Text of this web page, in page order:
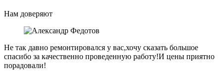
Нам доверяют
Не так давно ремонтировался у вас,хочу сказать большое
спасибо за качественно проведенную работу!И цены приятно
порадовали!